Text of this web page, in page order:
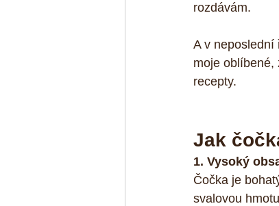
rozdávám.
A v neposlední
moje oblíbené,
recepty.
Jak
1. Vysoký
Čočka je
svalovou